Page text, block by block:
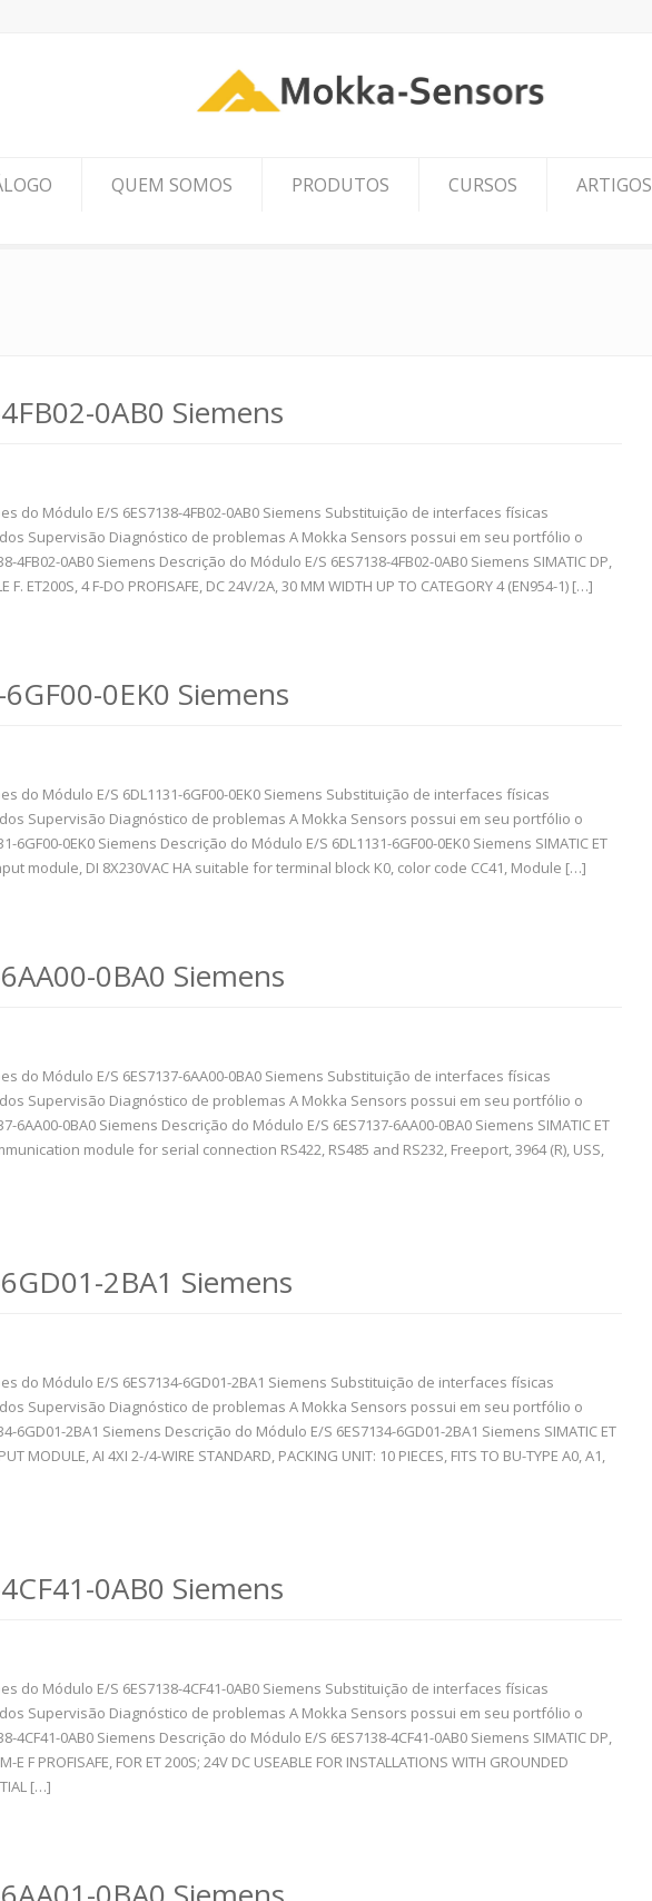
QUEM SOMOS PRODUTOS CURSOS ARTIGOS
0AB0 Siemens
do Módulo E/S 6ES7138-4FB02-0AB0 Siemens Substituição de interfaces físicas
Supervisão Diagnóstico de problemas A Mokka Sensors possui em seu portfólio o
4FB02-0AB0 Siemens Descrição do Módulo E/S 6ES7138-4FB02-0AB0 Siemens SIMATIC DP,
F. ET200S, 4 F-DO PROFISAFE, DC 24V/2A, 30 MM WIDTH UP TO CATEGORY 4 (EN954-1) […]
0EK0 Siemens
do Módulo E/S 6DL1131-6GF00-0EK0 Siemens Substituição de interfaces físicas
Supervisão Diagnóstico de problemas A Mokka Sensors possui em seu portfólio o
6GF00-0EK0 Siemens Descrição do Módulo E/S 6DL1131-6GF00-0EK0 Siemens SIMATIC ET
module, DI 8X230VAC HA suitable for terminal block K0, color code CC41, Module […]
0BA0 Siemens
do Módulo E/S 6ES7137-6AA00-0BA0 Siemens Substituição de interfaces físicas
Supervisão Diagnóstico de problemas A Mokka Sensors possui em seu portfólio o
6AA00-0BA0 Siemens Descrição do Módulo E/S 6ES7137-6AA00-0BA0 Siemens SIMATIC ET
module for serial connection RS422, RS485 and RS232, Freeport, 3964 (R), USS,
2BA1 Siemens
do Módulo E/S 6ES7134-6GD01-2BA1 Siemens Substituição de interfaces físicas
Supervisão Diagnóstico de problemas A Mokka Sensors possui em seu portfólio o
6GD01-2BA1 Siemens Descrição do Módulo E/S 6ES7134-6GD01-2BA1 Siemens SIMATIC ET
MODULE, AI 4XI 2-/4-WIRE STANDARD, PACKING UNIT: 10 PIECES, FITS TO BU-TYPE A0, A1,
0AB0 Siemens
do Módulo E/S 6ES7138-4CF41-0AB0 Siemens Substituição de interfaces físicas
Supervisão Diagnóstico de problemas A Mokka Sensors possui em seu portfólio o
4CF41-0AB0 Siemens Descrição do Módulo E/S 6ES7138-4CF41-0AB0 Siemens SIMATIC DP,
E F PROFISAFE, FOR ET 200S; 24V DC USEABLE FOR INSTALLATIONS WITH GROUNDED
[…]